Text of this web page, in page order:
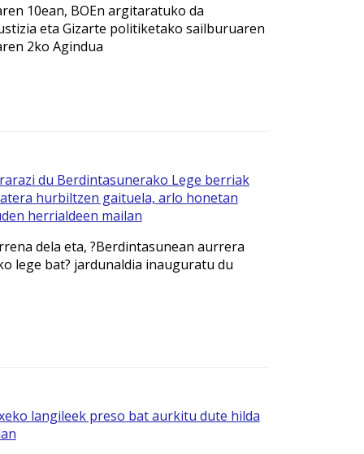
10ean, BOEn argitaratuko da
eta Gizarte politiketako sailburuaren
2ko Agindua
du Berdintasunerako Lege berriak
hurbiltzen gaituela, arlo honetan
herrialdeen mailan
dela eta, ?Berdintasunean aurrera
lege bat? jardunaldia inauguratu du
langileek preso bat aurkitu dute hilda